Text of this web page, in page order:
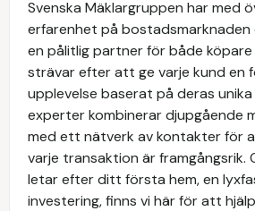
Svenska Mäklargruppen har med
erfarenhet på bostadsmarknaden
en pålitlig partner för både köpare
strävar efter att ge varje kund en
upplevelse baserat på deras unika
experter kombinerar djupgående
med ett nätverk av kontakter för
varje transaktion är framgångsrik.
letar efter ditt första hem, en
investering, finns vi här för att